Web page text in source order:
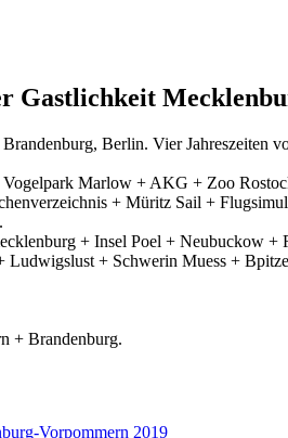
Gastlichkeit
Berlin. Vier Jahreszeiten
Marlow + AKG + Zoo
+ Müritz Sail +
+ Insel Poel + Neubuckow
Ludwigslust + Schwerin Muess +
+ Brandenburg.